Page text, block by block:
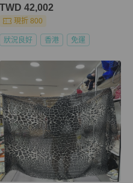
TWD 42,002
現折 800
狀況良好 香港 免運